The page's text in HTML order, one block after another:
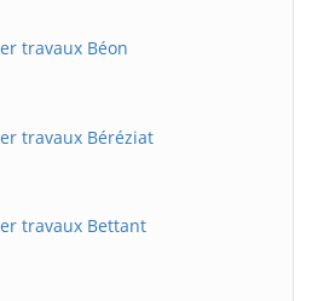
travaux Béon
travaux Béréziat
travaux Bettant